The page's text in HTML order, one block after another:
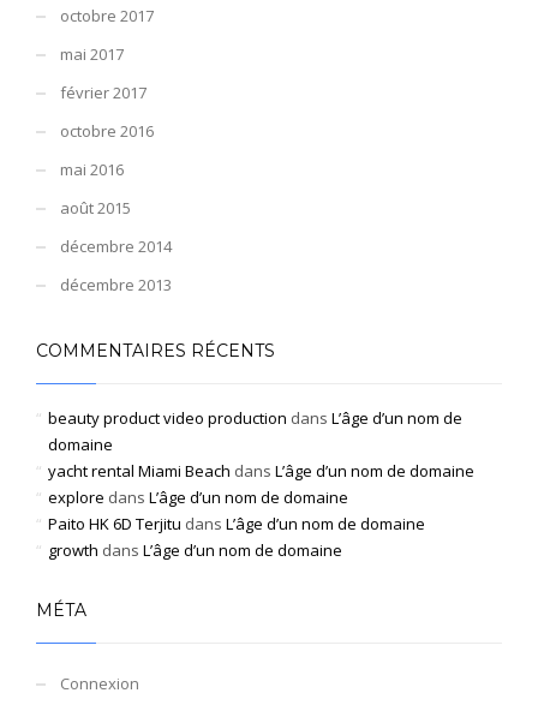
octobre 2017
mai 2017
février 2017
octobre 2016
mai 2016
août 2015
décembre 2014
décembre 2013
COMMENTAIRES RÉCENTS
beauty product video production dans L’âge d’un nom de
domaine
yacht rental Miami Beach dans L’âge d’un nom de domaine
explore dans L’âge d’un nom de domaine
Paito HK 6D Terjitu dans L’âge d’un nom de domaine
growth dans L’âge d’un nom de domaine
MÉTA
Connexion